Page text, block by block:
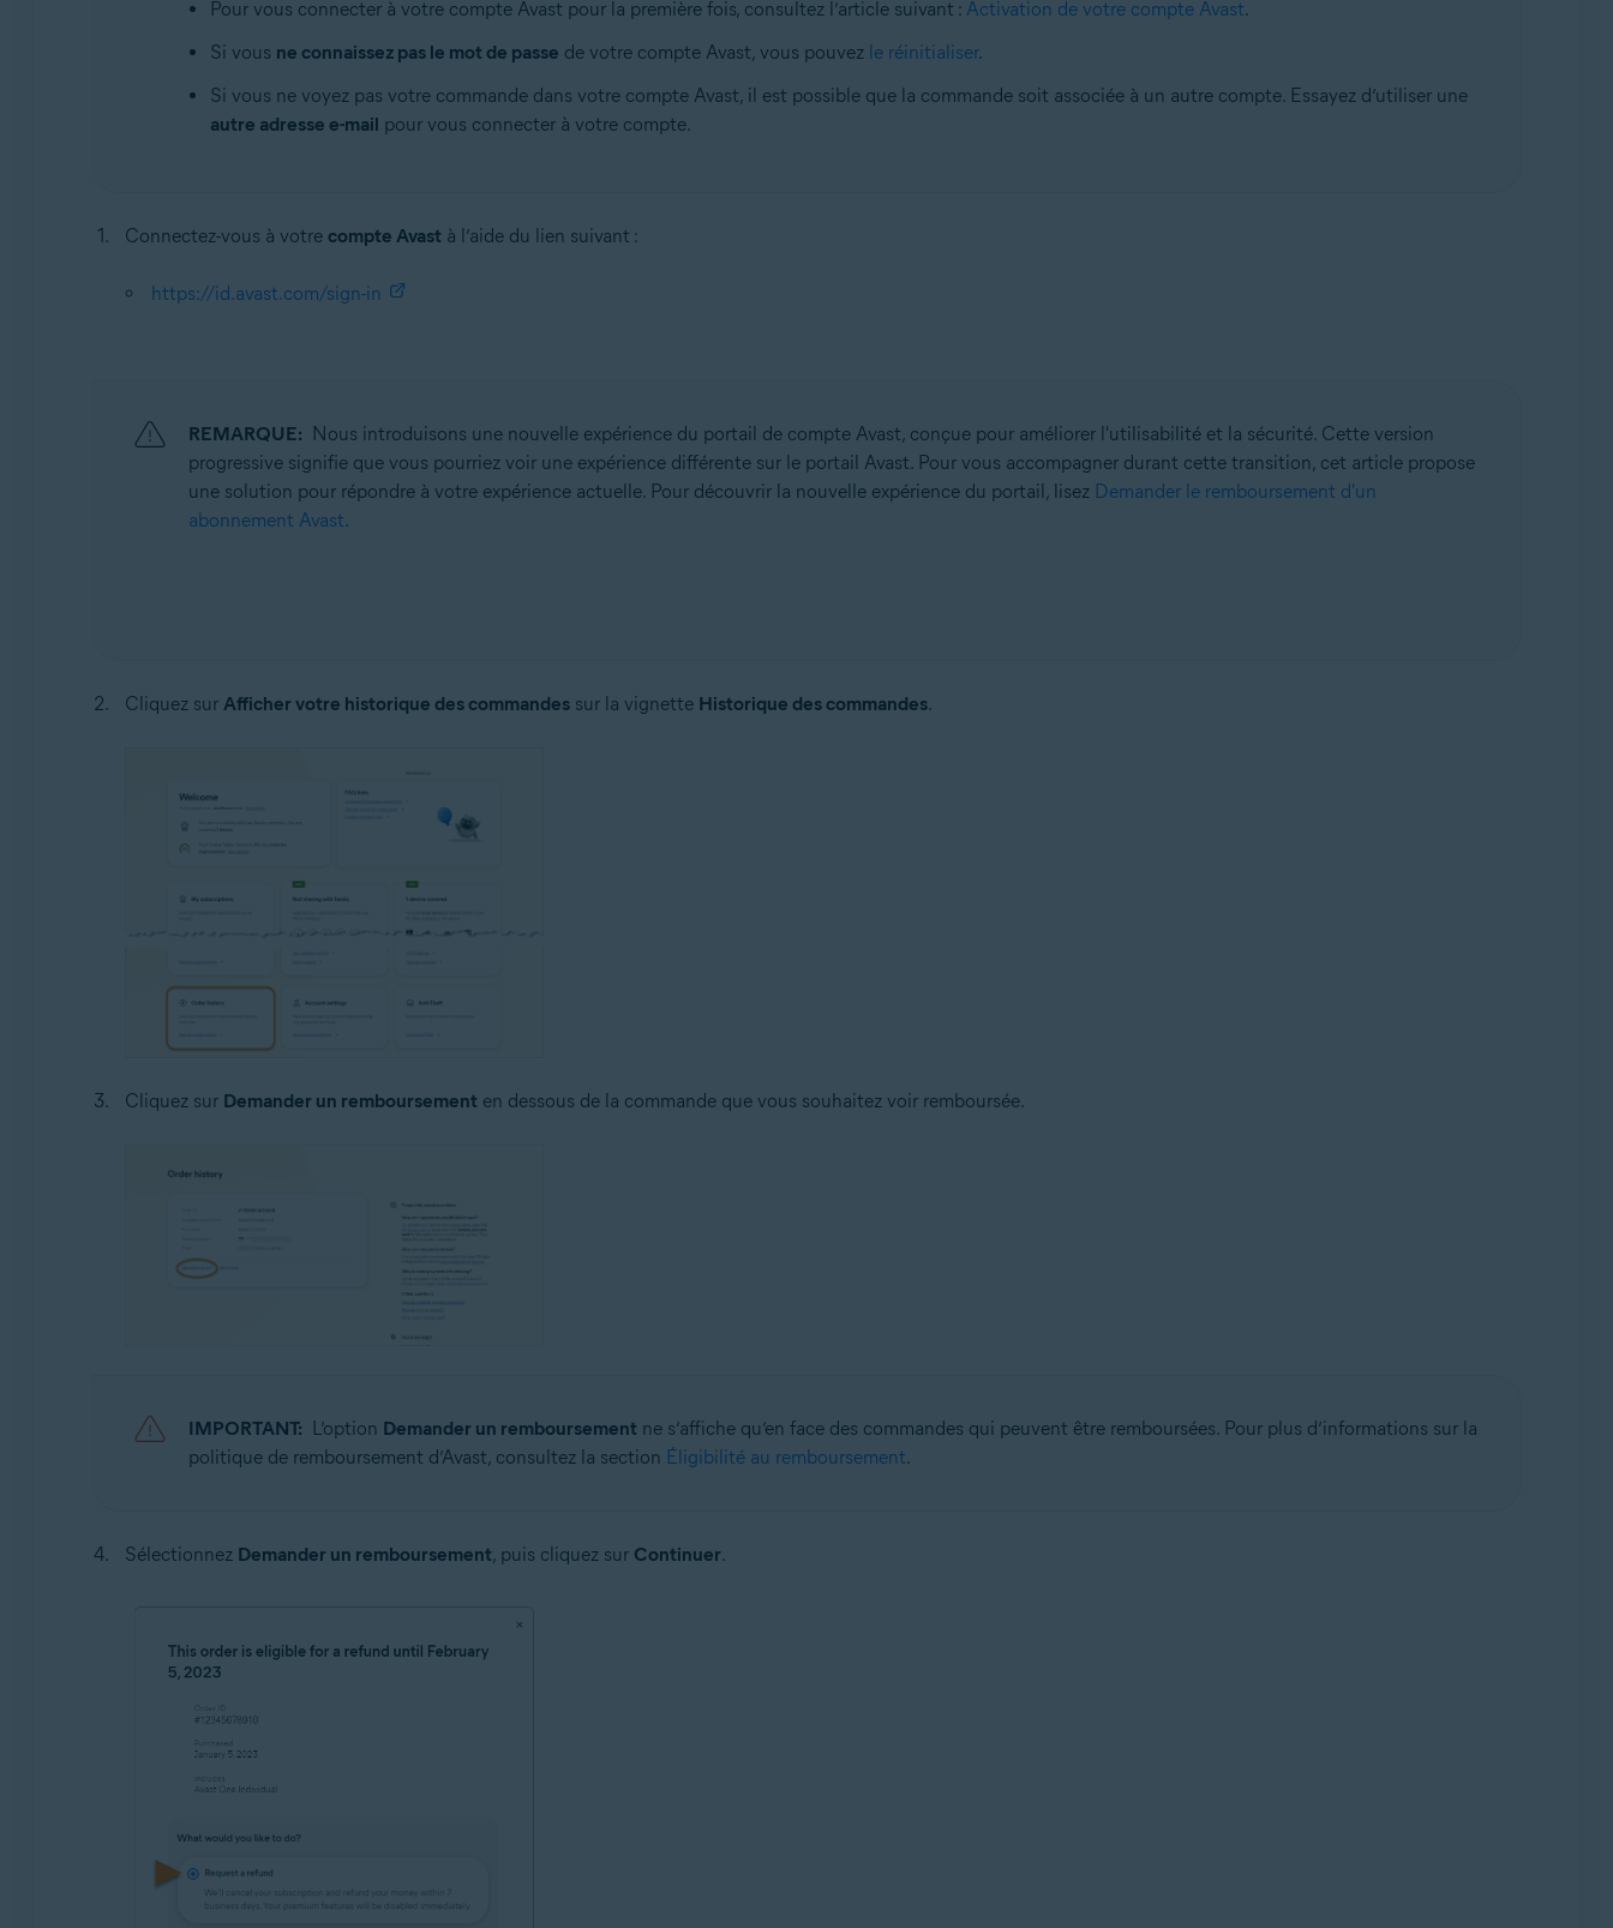
Pour vous connecter à votre compte Avast pour la première fois, consultez l’article suivant : Activation de votre compte Avast.
Si vous ne connaissez pas le mot de passe de votre compte Avast, vous pouvez le réinitialiser.
Si vous ne voyez pas votre commande dans votre compte Avast, il est possible que la commande soit associée à un autre compte. Essayez d’utiliser une
autre adresse e-mail pour vous connecter à votre compte.
Connectez-vous à votre compte Avast à l’aide du lien suivant :
https://id.avast.com/sign-in
REMARQUE: Nous introduisons une nouvelle expérience du portail de compte Avast, conçue pour améliorer l'utilisabilité et la sécurité. Cette version
progressive signifie que vous pourriez voir une expérience différente sur le portail Avast. Pour vous accompagner durant cette transition, cet article propose
une solution pour répondre à votre expérience actuelle. Pour découvrir la nouvelle expérience du portail, lisez Demander le remboursement d'un
abonnement Avast.
Cliquez sur Afficher votre historique des commandessur la vignette Historique des commandes.
Cliquez sur Demander un remboursement en dessous de la commande que vous souhaitez voir remboursée.
IMPORTANT: L’option Demander un remboursement ne s’affiche qu’en face des commandes qui peuvent être remboursées. Pour plus d’informations sur la
politique de remboursement d’Avast, consultez la section Éligibilité au remboursement.
Sélectionnez Demander un remboursement, puis cliquez sur Continuer.